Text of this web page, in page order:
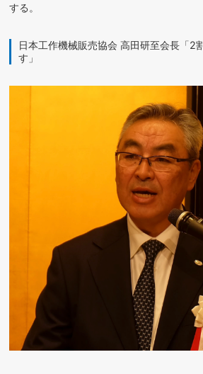
する。
日本工作機械販売協会 高田研至会長「2
す」